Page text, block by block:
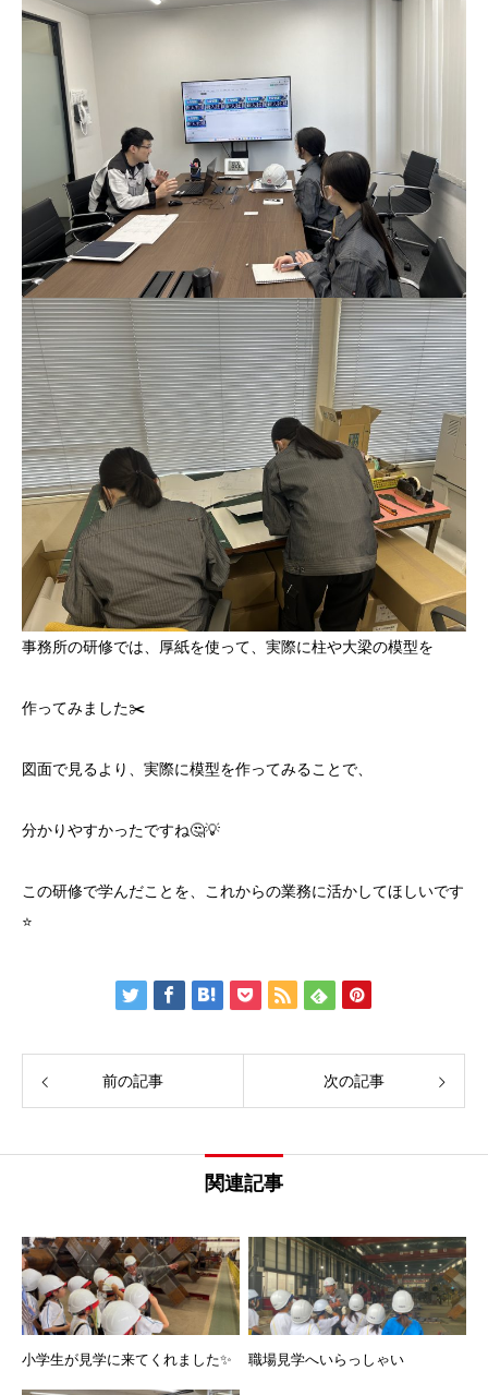
事務所の研修では、厚紙を使って、実際に柱や大梁の模型を
作ってみました✂️
図面で見るより、実際に模型を作ってみることで、
分かりやすかったですね🤔💡
この研修で学んだことを、これからの業務に活かしてほしいです
⭐
前の記事 次の記事
関連記事
小学生が見学に来てくれました✨ 職場見学へいらっしゃい